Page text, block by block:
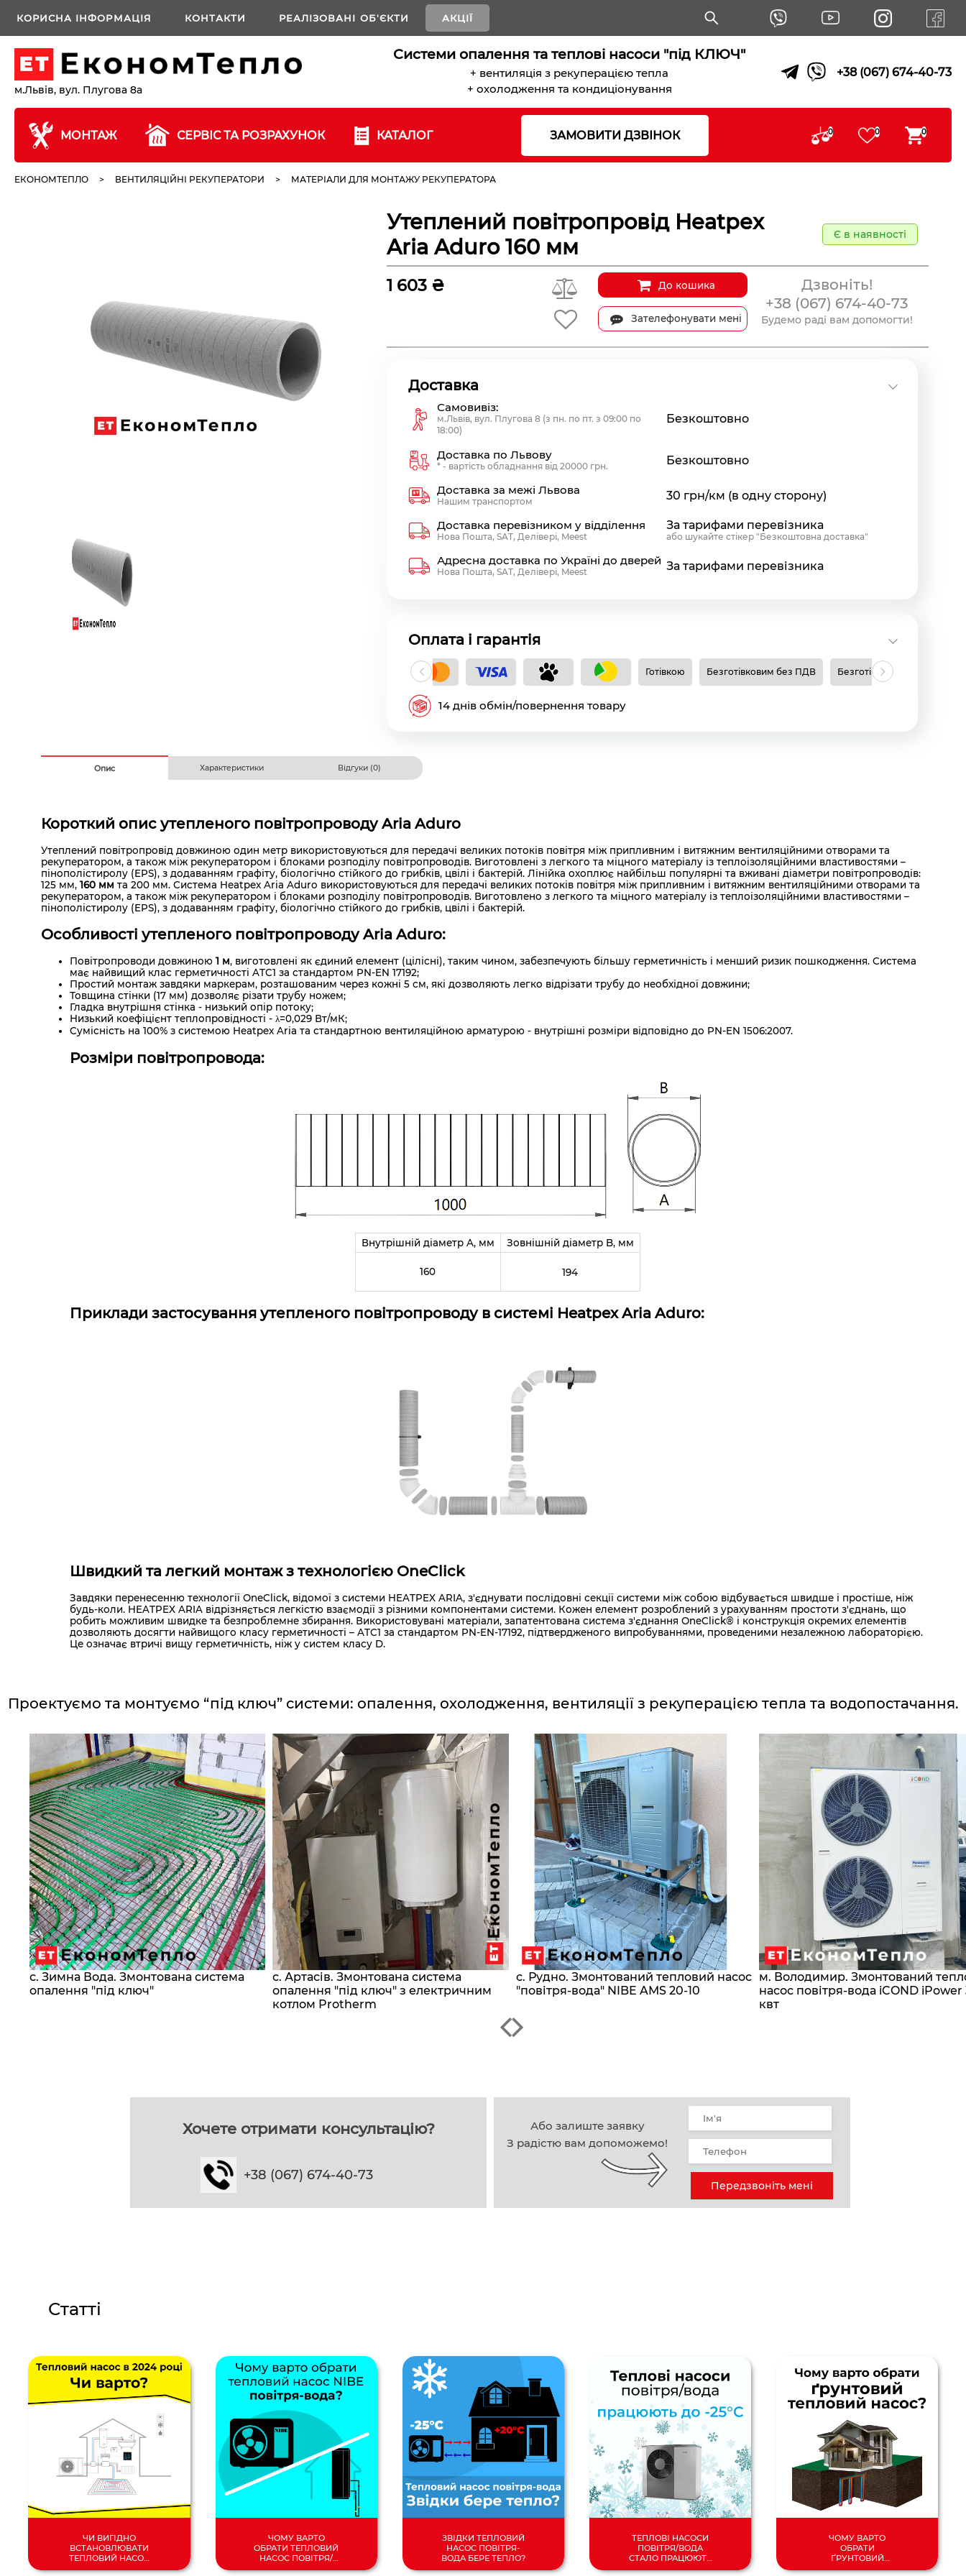
КОРИСНА ІНФОРМАЦІЯ КОНТАКТИ РЕАЛІЗОВАНІ ОБ'ЄКТИ АКЦІЇ
м.Львів, вул. Плугова 8а
Системи опалення та теплові насоси "під КЛЮЧ"
+ вентиляція з рекуперацією тепла
+ охолодження та кондиціонування
+38 (067) 674-40-73
МОНТАЖ СЕРВІС ТА РОЗРАХУНОК КАТАЛОГ ЗАМОВИТИ ДЗВІНОК 0 0 0
ЕКОНОМТЕПЛО > ВЕНТИЛЯЦІЙНІ РЕКУПЕРАТОРИ > МАТЕРІАЛИ ДЛЯ МОНТАЖУ РЕКУПЕРАТОРА
Утеплений повітропровід Heatpex
Aria Aduro 160 мм
Є в наявності
1 603 ₴ До кошика
Зателефонувати мені
Дзвоніть!
+38 (067) 674-40-73
Будемо раді вам допомогти!
Доставка
Самовивіз:
м.Львів, вул. Плугова 8 (з пн. по пт. з 09:00 по
18:00)
Безкоштовно
Доставка по Львову
* - вартість обладнання від 20000 грн. Безкоштовно
Доставка за межі Львова
Нашим транспортом 30 грн/км (в одну сторону)
Доставка перевізником у відділення
Нова Пошта, SAT, Делівері, Meest
За тарифами перевізника
або шукайте стікер "Безкоштовна доставка"
Адресна доставка по Україні до дверей
Нова Пошта, SAT, Делівері, Meest За тарифами перевізника
Оплата і гарантія
Готівкою Безготівковим без ПДВ Безготівковим з ПДВ
14 днів обмін/повернення товару
Опис Характеристики Відгуки (0)
Короткий опис утепленого повітропроводу Aria Aduro
Утеплений повітропровід довжиною один метр використовуються для передачі великих потоків повітря між припливним і витяжним вентиляційними отворами та
рекуператором, а також між рекуператором і блоками розподілу повітропроводів. Виготовлені з легкого та міцного матеріалу із теплоізоляційними властивостями –
пінополістиролу (EPS), з додаванням графіту, біологічно стійкого до грибків, цвілі і бактерій. Лінійка охоплює найбільш популярні та вживані діаметри повітропроводів:
125 мм,160 мм та 200 мм. Система Heatpex Aria Aduro використовуються для передачі великих потоків повітря між припливним і витяжним вентиляційними отворами та
рекуператором, а також між рекуператором і блоками розподілу повітропроводів. Виготовлено з легкого та міцного матеріалу із теплоізоляційними властивостями –
пінополістиролу (EPS), з додаванням графіту, біологічно стійкого до грибків, цвілі і бактерій.
Особливості утепленого повітропроводу Aria Aduro:
Повітропроводи довжиною1 м, виготовлені як єдиний елемент (цілісні), таким чином, забезпечують більшу герметичність і менший ризик пошкодження. Система
має найвищий клас герметичності ATC1 за стандартом PN-EN 17192;
Простий монтаж завдяки маркерам, розташованим через кожні 5 см, які дозволяють легко відрізати трубу до необхідної довжини;
Товщина стінки (17 мм) дозволяє різати трубу ножем;
Гладка внутрішня стінка - низький опір потоку;
Низький коефіцієнт теплопровідності - λ=0,029 Вт/мК;
Сумісність на 100% з системою Heatpex Aria та стандартною вентиляційною арматурою - внутрішні розміри відповідно до PN-EN 1506:2007.
Розміри повітропровода:
Внутрішній діаметр A, мм Зовнішній діаметр B, мм
160 194
Приклади застосування утепленого повітропроводу в системі Heatpex Aria Aduro:
Швидкий та легкий монтаж з технологією OneClick
Завдяки перенесенню технології OneClick, відомої з системи HEATPEX ARIA, з'єднувати послідовні секції системи між собою відбувається швидше і простіше, ніж
будь-коли. HEATPEX ARIA відрізняється легкістю взаємодії з різними компонентами системи. Кожен елемент розроблений з урахуванням простоти з'єднань, що
робить можливим швидке та безпроблемне збирання. Використовувані матеріали, запатентована система з'єднання OneClick® і конструкція окремих елементів
дозволяють досягти найвищого класу герметичності – ATC1 за стандартом PN-EN-17192, підтвердженого випробуваннями, проведеними незалежною лабораторією.
Це означає втричі вищу герметичність, ніж у систем класу D.
Проектуємо та монтуємо “під ключ” системи: опалення, охолодження, вентиляції з рекуперацією тепла та водопостачання.
с. Зимна Вода. Змонтована система
опалення "під ключ"
с. Артасів. Змонтована система
опалення "під ключ" з електричним
котлом Protherm
с. Рудно. Змонтований тепловий насос
"повітря-вода" NIBE AMS 20-10
м. Володимир. Змонтований
насос повітря-вода iCOND iPower
квт
Хочете отримати консультацію?
+38 (067) 674-40-73
Або залиште заявку
З радістю вам допоможемо!
Передзвоніть мені
Статті
ЧИ ВИГІДНО
ВСТАНОВЛЮВАТИ
ТЕПЛОВИЙ НАСОС
У 2024 РОЦІ?
ЧОМУ ВАРТО
ОБРАТИ ТЕПЛОВИЙ
НАСОС ПОВІТРЯ/
ВОДА?
ЗВІДКИ ТЕПЛОВИЙ
НАСОС ПОВІТРЯ-
ВОДА БЕРЕ ТЕПЛО?
ТЕПЛОВІ НАСОСИ
ПОВІТРЯ/ВОДА
СТАЛО ПРАЦЮЮТЬ
ДО -25°C!
ЧОМУ ВАРТО
ОБРАТИ
ҐРУНТОВИЙ
ТЕПЛОВИЙ НАСОС?